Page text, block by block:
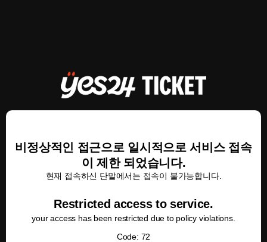
비정상적인 접근으로 일시적으로 서비스 접속
이 제한 되었습니다.
현재 접속하신 단말에서는 접속이 불가능합니다.
Restricted access to service.
your access has been restricted due to policy violations.
Code: 72